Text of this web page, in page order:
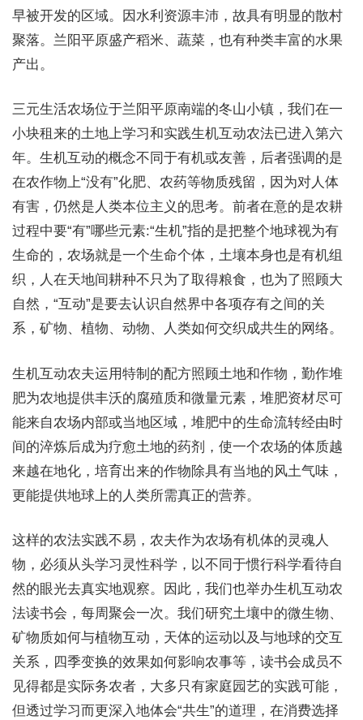
早被开发的区域。因水利资源丰沛，故具有明显的散村
聚落。兰阳平原盛产稻米、蔬菜，也有种类丰富的水果
产出。
三元生活农场位于兰阳平原南端的冬山小镇，我们在一
小块租来的土地上学习和实践生机互动农法已进入第六
年。生机互动的概念不同于有机或友善，后者强调的是
在农作物上“没有”化肥、农药等物质残留，因为对人体
有害，仍然是人类本位主义的思考。前者在意的是农耕
过程中要“有”哪些元素:“生机”指的是把整个地球视为有
生命的，农场就是一个生命个体，土壤本身也是有机组
织，人在天地间耕种不只为了取得粮食，也为了照顾大
自然，“互动”是要去认识自然界中各项存有之间的关
系，矿物、植物、动物、人类如何交织成共生的网络。
生机互动农夫运用特制的配方照顾土地和作物，勤作堆
肥为农地提供丰沃的腐殖质和微量元素，堆肥资材尽可
能来自农场内部或当地区域，堆肥中的生命流转经由时
间的淬炼后成为疗愈土地的药剂，使一个农场的体质越
来越在地化，培育出来的作物除具有当地的风土气味，
更能提供地球上的人类所需真正的营养。
这样的农法实践不易，农夫作为农场有机体的灵魂人
物，必须从头学习灵性科学，以不同于惯行科学看待自
然的眼光去真实地观察。因此，我们也举办生机互动农
法读书会，每周聚会一次。我们研究土壤中的微生物、
矿物质如何与植物互动，天体的运动以及与地球的交互
关系，四季变换的效果如何影响农事等，读书会成员不
见得都是实际务农者，大多只有家庭园艺的实践可能，
但透过学习而更深入地体会“共生”的道理，在消费选择